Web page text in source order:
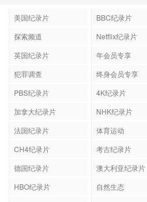
美国纪录片 BBC纪录片
探索频道
Netflix纪录片
英国纪录片
年会员专享
犯罪调查
终身会员专享
PBS纪录片
4K纪录片
加拿大纪录片
NHK纪录片
法国纪录片
体育运动
CH4纪录片
考古纪录片
德国纪录片
澳大利亚纪录片
HBO纪录片
自然生态